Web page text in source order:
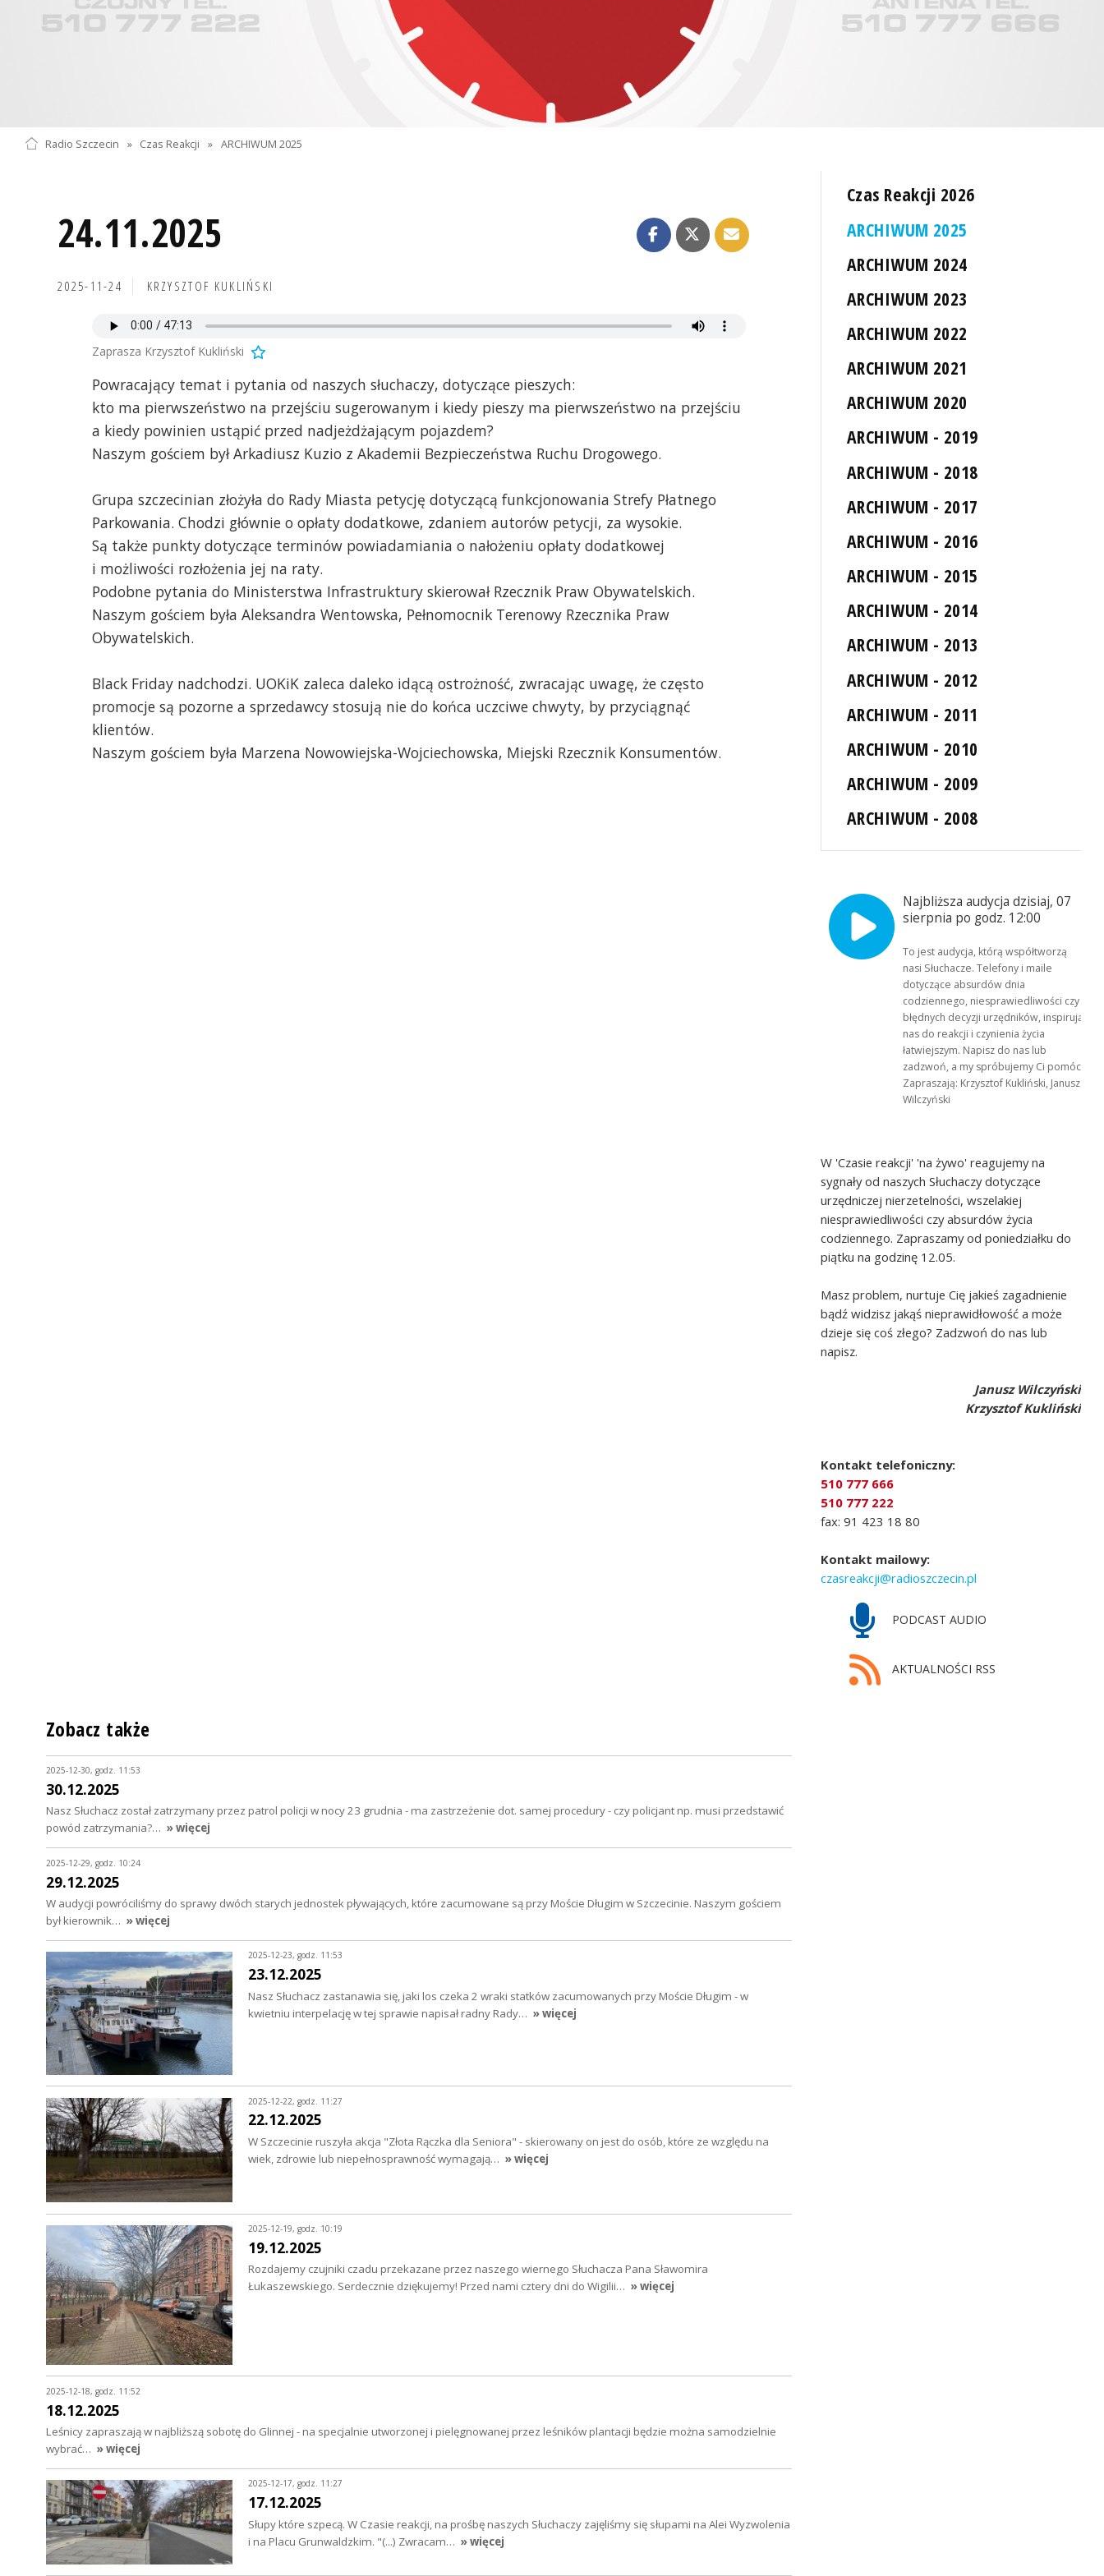
Radio Szczecin » Czas Reakcji » ARCHIWUM 2025
24.11.2025
2025-11-24 KRZYSZTOF KUKLIŃSKI
Zaprasza Krzysztof Kukliński
Powracający temat i pytania od naszych słuchaczy, dotyczące pieszych:
kto ma pierwszeństwo na przejściu sugerowanym i kiedy pieszy ma pierwszeństwo na przejściu
a kiedy powinien ustąpić przed nadjeżdżającym pojazdem?
Naszym gościem był Arkadiusz Kuzio z Akademii Bezpieczeństwa Ruchu Drogowego.
Grupa szczecinian złożyła do Rady Miasta petycję dotyczącą funkcjonowania Strefy Płatnego
Parkowania. Chodzi głównie o opłaty dodatkowe, zdaniem autorów petycji, za wysokie.
Są także punkty dotyczące terminów powiadamiania o nałożeniu opłaty dodatkowej
i możliwości rozłożenia jej na raty.
Podobne pytania do Ministerstwa Infrastruktury skierował Rzecznik Praw Obywatelskich.
Naszym gościem była Aleksandra Wentowska, Pełnomocnik Terenowy Rzecznika Praw
Obywatelskich.
Black Friday nadchodzi. UOKiK zaleca daleko idącą ostrożność, zwracając uwagę, że często
promocje są pozorne a sprzedawcy stosują nie do końca uczciwe chwyty, by przyciągnąć
klientów.
Naszym gościem była Marzena Nowowiejska-Wojciechowska, Miejski Rzecznik Konsumentów.
Czas Reakcji 2026
ARCHIWUM 2025
ARCHIWUM 2024
ARCHIWUM 2023
ARCHIWUM 2022
ARCHIWUM 2021
ARCHIWUM 2020
ARCHIWUM - 2019
ARCHIWUM - 2018
ARCHIWUM - 2017
ARCHIWUM - 2016
ARCHIWUM - 2015
ARCHIWUM - 2014
ARCHIWUM - 2013
ARCHIWUM - 2012
ARCHIWUM - 2011
ARCHIWUM - 2010
ARCHIWUM - 2009
ARCHIWUM - 2008
Najbliższa audycja dzisiaj, 07
sierpnia po godz. 12:00
To jest audycja, którą współtworzą
nasi Słuchacze. Telefony i maile
dotyczące absurdów dnia
codziennego, niesprawiedliwości czy
błędnych decyzji urzędników, inspirują
nas do reakcji i czynienia życia
łatwiejszym. Napisz do nas lub
zadzwoń, a my spróbujemy Ci pomóc.
Zapraszają: Krzysztof Kukliński, Janusz
Wilczyński
W 'Czasie reakcji' 'na żywo' reagujemy na
sygnały od naszych Słuchaczy dotyczące
urzędniczej nierzetelności, wszelakiej
niesprawiedliwości czy absurdów życia
codziennego. Zapraszamy od poniedziałku do
piątku na godzinę 12.05.
Masz problem, nurtuje Cię jakieś zagadnienie
bądź widzisz jakąś nieprawidłowość a może
dzieje się coś złego? Zadzwoń do nas lub
napisz.
Janusz Wilczyński
Krzysztof Kukliński
Kontakt telefoniczny:
510 777 666
510 777 222
fax: 91 423 18 80
Kontakt mailowy:
czasreakcji@radioszczecin.pl
PODCAST AUDIO
AKTUALNOŚCI RSS
Zobacz także
2025-12-30, godz. 11:53
30.12.2025
Nasz Słuchacz został zatrzymany przez patrol policji w nocy 23 grudnia - ma zastrzeżenie dot. samej procedury - czy policjant np. musi przedstawić
powód zatrzymania?… » więcej
2025-12-29, godz. 10:24
29.12.2025
W audycji powróciliśmy do sprawy dwóch starych jednostek pływających, które zacumowane są przy Moście Długim w Szczecinie. Naszym gościem
był kierownik… » więcej
2025-12-23, godz. 11:53
23.12.2025
Nasz Słuchacz zastanawia się, jaki los czeka 2 wraki statków zacumowanych przy Moście Długim - w
kwietniu interpelację w tej sprawie napisał radny Rady… » więcej
2025-12-22, godz. 11:27
22.12.2025
W Szczecinie ruszyła akcja "Złota Rączka dla Seniora" - skierowany on jest do osób, które ze względu na
wiek, zdrowie lub niepełnosprawność wymagają… » więcej
2025-12-19, godz. 10:19
19.12.2025
Rozdajemy czujniki czadu przekazane przez naszego wiernego Słuchacza Pana Sławomira
Łukaszewskiego. Serdecznie dziękujemy! Przed nami cztery dni do Wigilii… » więcej
2025-12-18, godz. 11:52
18.12.2025
Leśnicy zapraszają w najbliższą sobotę do Glinnej - na specjalnie utworzonej i pielęgnowanej przez leśników plantacji będzie można samodzielnie
wybrać… » więcej
2025-12-17, godz. 11:27
17.12.2025
Słupy które szpecą. W Czasie reakcji, na prośbę naszych Słuchaczy zajęliśmy się słupami na Alei Wyzwolenia
i na Placu Grunwaldzkim. "(...) Zwracam… » więcej